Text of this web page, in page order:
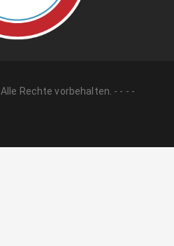
Alle Rechte vorbehalten. - - - -